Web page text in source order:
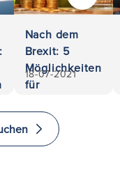
Nach dem
Brexit: 5
Möglichkeiten
für
Vereinigten
Königreich zu
investieren
18-07-2021